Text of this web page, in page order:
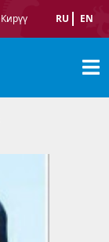
Кирүү RU EN